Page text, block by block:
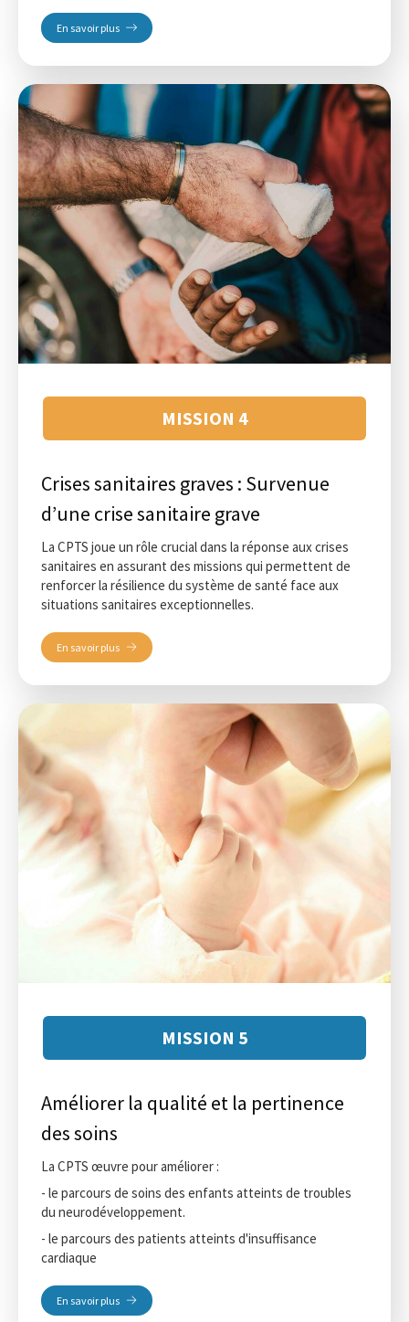
En savoir plus
MISSION 4
Crises sanitaires graves : Survenue
d’une crise sanitaire grave
La CPTS joue un rôle crucial dans la réponse aux crises
sanitaires en assurant des missions qui permettent de
renforcer la résilience du système de santé face aux
situations sanitaires exceptionnelles.
En savoir plus
MISSION 5
Améliorer la qualité et la pertinence
des soins
La CPTS œuvre pour améliorer :
- le parcours de soins des enfants atteints de troubles
du neurodéveloppement.
- le parcours des patients atteints d'insuffisance
cardiaque
En savoir plus